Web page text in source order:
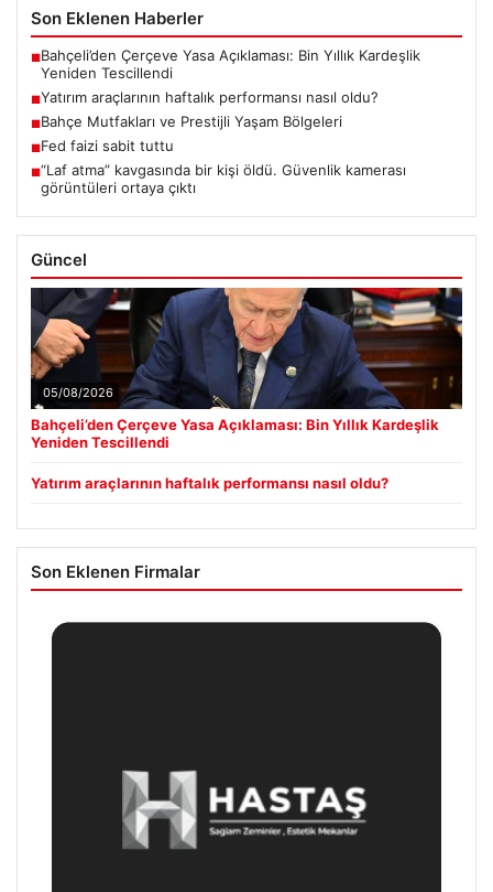
Son Eklenen Haberler
■Bahçeli’den Çerçeve Yasa Açıklaması: Bin Yıllık Kardeşlik
Yeniden Tescillendi
■Yatırım araçlarının haftalık performansı nasıl oldu?
■Bahçe Mutfakları ve Prestijli Yaşam Bölgeleri
■Fed faizi sabit tuttu
■“Laf atma” kavgasında bir kişi öldü. Güvenlik kamerası
görüntüleri ortaya çıktı
Güncel
05/08/2026
Bahçeli’den Çerçeve Yasa Açıklaması: Bin Yıllık Kardeşlik
Yeniden Tescillendi
Yatırım araçlarının haftalık performansı nasıl oldu?
Son Eklenen Firmalar